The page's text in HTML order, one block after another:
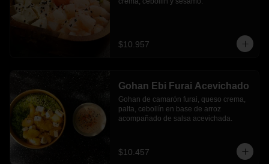
$10.957
Gohan Ebi Furai Acevichado
Gohan de camarón furai, queso crema,
palta, cebollín en base de arroz
acompañado de salsa acevichada.
$10.457